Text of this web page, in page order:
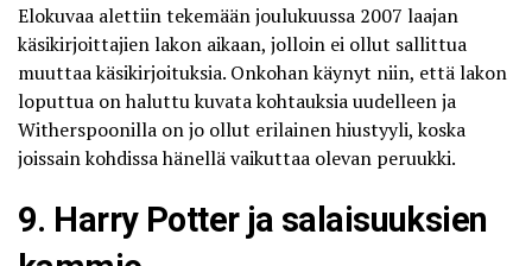
Elokuvaa alettiin tekemään joulukuussa 2007 laajan
käsikirjoittajien lakon aikaan, jolloin ei ollut sallittua
muuttaa käsikirjoituksia. Onkohan käynyt niin, että lakon
loputtua on haluttu kuvata kohtauksia uudelleen ja
Witherspoonilla on jo ollut erilainen hiustyyli, koska
joissain kohdissa hänellä vaikuttaa olevan peruukki.
9. Harry Potter ja salaisuuksien